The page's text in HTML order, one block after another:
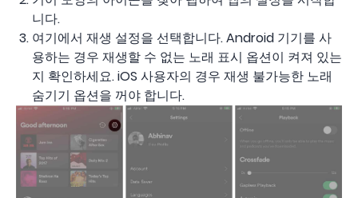
니다.
여기에서 재생 설정을 선택합니다. Android 기기를 사
용하는 경우 재생할 수 없는 노래 표시 옵션이 켜져 있는
지 확인하세요. iOS 사용자의 경우 재생 불가능한 노래
숨기기 옵션을 꺼야 합니다.